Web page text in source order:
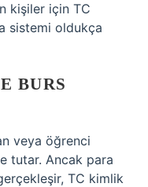
kişiler için TC
sistemi oldukça
BURS
veya öğrenci
tutar. Ancak para
TC kimlik